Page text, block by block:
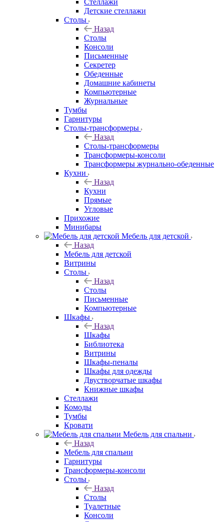
Стеллажи
Детские стеллажи
Столы
Назад
Столы
Консоли
Письменные
Секретер
Обеденные
Домашние кабинеты
Компьютерные
Журнальные
Тумбы
Гарнитуры
Столы-трансформеры
Назад
Столы-трансформеры
Трансформеры-консоли
Трансформеры журнально-обеденные
Кухни
Назад
Кухни
Прямые
Угловые
Прихожие
Минибары
Мебель для детской
Назад
Мебель для детской
Витрины
Столы
Назад
Столы
Письменные
Компьютерные
Шкафы
Назад
Шкафы
Библиотека
Витрины
Шкафы-пеналы
Шкафы для одежды
Двустворчатые шкафы
Книжные шкафы
Стеллажи
Комоды
Тумбы
Кровати
Мебель для спальни
Назад
Мебель для спальни
Гарнитуры
Трансформеры-консоли
Столы
Назад
Столы
Туалетные
Консоли